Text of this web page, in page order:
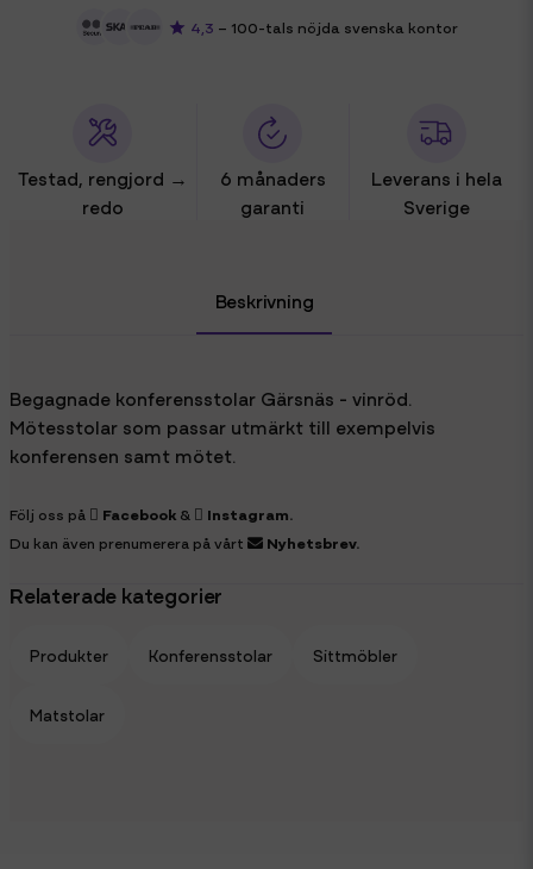
4,3 – 100-tals nöjda svenska kontor
Testad, rengjord →
redo
6 månaders
garanti
Leverans i hela
Sverige
Beskrivning
Begagnade konferensstolar Gärsnäs - vinröd.
Mötesstolar som passar utmärkt till exempelvis
konferensen samt mötet.
Följ oss på Facebook & Instagram.
Du kan även prenumerera på vårt
Nyhetsbrev.
Relaterade kategorier
Produkter Konferensstolar Sittmöbler
Matstolar